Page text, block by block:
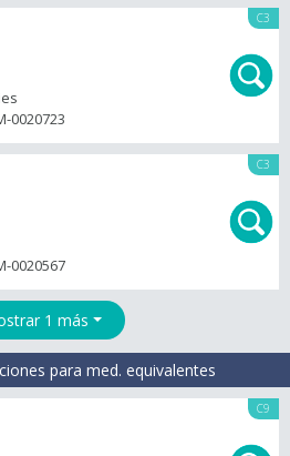
C3
0020723
C3
0020567
1 más
para med. equivalentes
C9